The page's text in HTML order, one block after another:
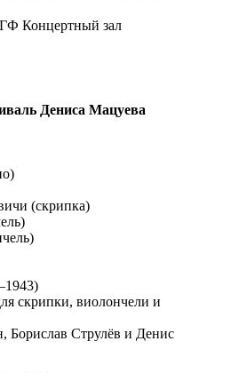
Концертный зал
Дениса Мацуева
(скрипка)
скрипки, виолончели и
Борислав Струлёв и Денис